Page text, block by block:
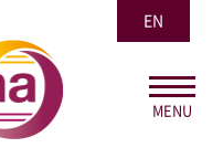
EN
MENU